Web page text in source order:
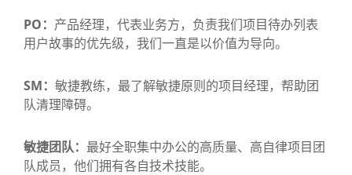
PO： 产品经理，代表业务方，负责我们项目待办列表
用户故事的优先级，我们一直是以价值为导向。
SM： 敏捷教练，最了解敏捷原则的项目经理，帮助团
队清理障碍。
敏捷团队： 最好全职集中办公的高质量、高自律项目团
队成员，他们拥有各自技术技能。